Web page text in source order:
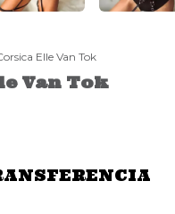
Elle Van Tok
Van Tok